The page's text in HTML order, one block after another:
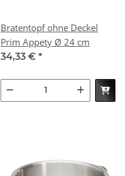
Bratentopf ohne Deckel
Prim Appety Ø 24 cm
34,33 € *